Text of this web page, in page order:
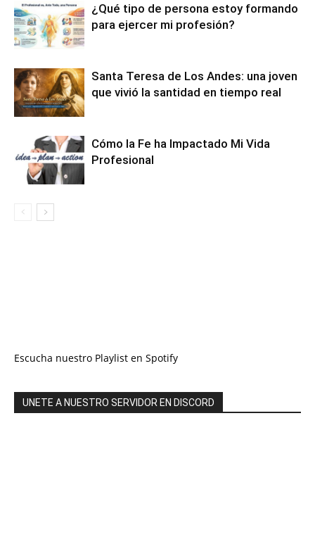
¿Qué tipo de persona estoy formando
para ejercer mi profesión?
Santa Teresa de Los Andes: una joven
que vivió la santidad en tiempo real
Cómo la Fe ha Impactado Mi Vida
Profesional
Escucha nuestro Playlist en Spotify
UNETE A NUESTRO SERVIDOR EN DISCORD